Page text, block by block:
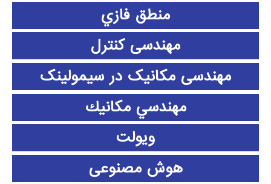
منطق فازي
مهندسی کنترل
مهندسی مکانیک در سیمولینک
مهندسي مكانيك
ویولت
هوش مصنوعی